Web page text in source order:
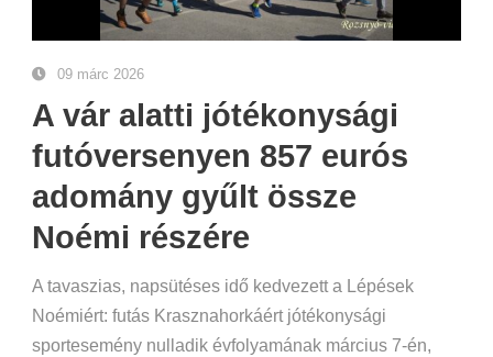
09 márc 2026
A vár alatti jótékonysági
futóversenyen 857 eurós
adomány gyűlt össze
Noémi részére
A tavaszias, napsütéses idő kedvezett a Lépések
Noémiért: futás Krasznahorkáért jótékonysági
sportesemény nulladik évfolyamának március 7-én,